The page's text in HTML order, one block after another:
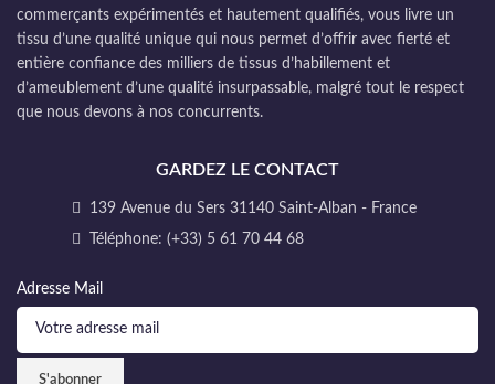
commerçants expérimentés et hautement qualifiés, vous livre un
tissu d’une qualité unique qui nous permet d’offrir avec fierté et
entière confiance des milliers de tissus d’habillement et
d’ameublement d’une qualité insurpassable, malgré tout le respect
que nous devons à nos concurrents.
GARDEZ LE CONTACT
139 Avenue du Sers 31140 Saint-Alban - France
Téléphone: (+33) 5 61 70 44 68
Adresse Mail